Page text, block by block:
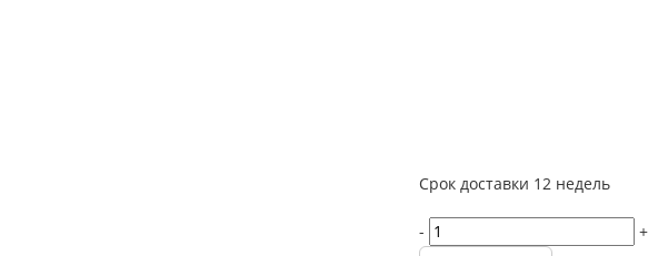
Срок доставки 12 недель
- +